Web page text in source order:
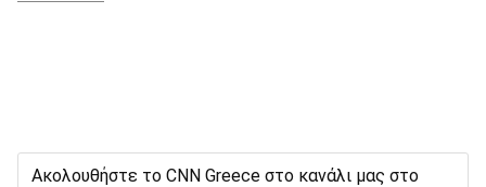
Ακολουθήστε το CNN Greece στο κανάλι μας στο